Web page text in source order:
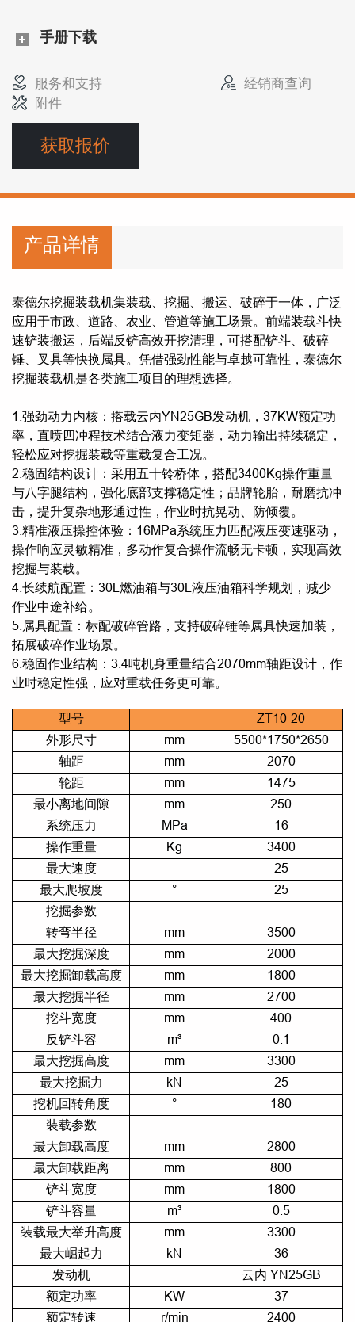
手册下载
服务和支持
经销商查询
附件
获取报价
产品详情
泰德尔挖掘装载机集装载、挖掘、搬运、破碎于一体，广泛
应用于市政、道路、农业、管道等施工场景。前端装载斗快
速铲装搬运，后端反铲高效开挖清理，可搭配铲斗、破碎
锤、叉具等快换属具。凭借强劲性能与卓越可靠性，泰德尔
挖掘装载机是各类施工项目的理想选择。
1.强劲动力内核：搭载云内YN25GB发动机，37KW额定功
率，直喷四冲程技术结合液力变矩器，动力输出持续稳定，
轻松应对挖掘装载等重载复合工况。
2.稳固结构设计：采用五十铃桥体，搭配3400Kg操作重量
与八字腿结构，强化底部支撑稳定性；品牌轮胎，耐磨抗冲
击，提升复杂地形通过性，作业时抗晃动、防倾覆。
3.精准液压操控体验：16MPa系统压力匹配液压变速驱动，
操作响应灵敏精准，多动作复合操作流畅无卡顿，实现高效
挖掘与装载。
4.长续航配置：30L燃油箱与30L液压油箱科学规划，减少
作业中途补给。
5.属具配置：标配破碎管路，支持破碎锤等属具快速加装，
拓展破碎作业场景。
6.稳固作业结构：3.4吨机身重量结合2070mm轴距设计，作
业时稳定性强，应对重载任务更可靠。
型号
ZT10-20
外形尺寸
mm
5500*1750*2650
轴距
mm
2070
轮距
mm
1475
最小离地间隙
mm
250
系统压力
MPa
16
操作重量
Kg
3400
最大速度
25
最大爬坡度
°
25
挖掘参数
转弯半径
mm
3500
最大挖掘深度
mm
2000
最大挖掘卸载高度
mm
1800
最大挖掘半径
mm
2700
挖斗宽度
mm
400
反铲斗容
m³
0.1
最大挖掘高度
mm
3300
最大挖掘力
kN
25
挖机回转角度
°
180
装载参数
最大卸载高度
mm
2800
最大卸载距离
mm
800
铲斗宽度
mm
1800
铲斗容量
m³
0.5
装载最大举升高度
mm
3300
最大崛起力
kN
36
发动机
云内 YN25GB
额定功率
KW
37
额定转速
r/min 2400